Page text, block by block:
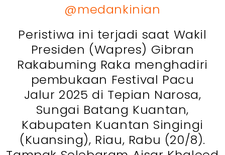
@medankinian
Peristiwa ini terjadi saat Wakil
Presiden (Wapres) Gibran
Rakabuming Raka menghadiri
pembukaan Festival Pacu
Jalur 2025 di Tepian Narosa,
Sungai Batang Kuantan,
Kabupaten Kuantan Singingi
(Kuansing), Riau, Rabu (20/8).